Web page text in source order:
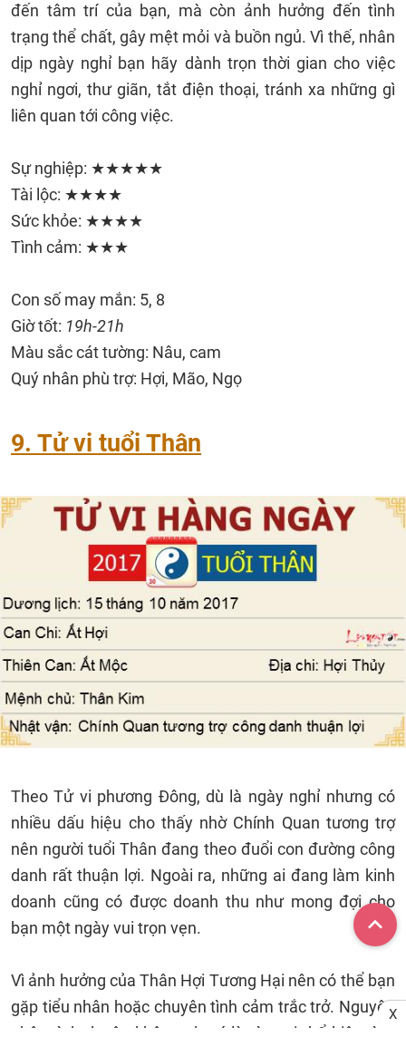
đến tâm trí của bạn, mà còn ảnh hưởng đến tình
trạng thể chất, gây mệt mỏi và buồn ngủ. Vì thế, nhân
dịp ngày nghỉ bạn hãy dành trọn thời gian cho việc
nghỉ ngơi, thư giãn, tắt điện thoại, tránh xa những gì
liên quan tới công việc.
Sự nghiệp: ★★★★★
Tài lộc: ★★★★
Sức khỏe: ★★★★
Tình cảm: ★★★
Con số may mắn: 5, 8
Giờ tốt: 19h-21h
Màu sắc cát tường: Nâu, cam
Quý nhân phù trợ: Hợi, Mão, Ngọ
9. Tử vi tuổi Thân
Theo Tử vi phương Đông, dù là ngày nghỉ nhưng có
nhiều dấu hiệu cho thấy nhờ Chính Quan tương trợ
nên người tuổi Thân đang theo đuổi con đường công
danh rất thuận lợi. Ngoài ra, những ai đang làm kinh
doanh cũng có được doanh thu như mong đợi cho
bạn một ngày vui trọn vẹn.
Vì ảnh hưởng của Thân Hợi Tương Hại nên có thể bạn
gặp tiểu nhân hoặc chuyên tình cảm trắc trở. Nguyên
nhân tình duyên không như ý là vì ngại thể hiện tình
X